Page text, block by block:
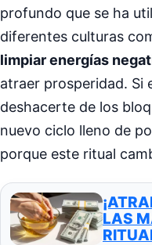
profundo que se ha
diferentes culturas
limpiar energías
atraer prosperidad. Si
deshacerte de los
nuevo ciclo lleno de
porque este ritual
LAS